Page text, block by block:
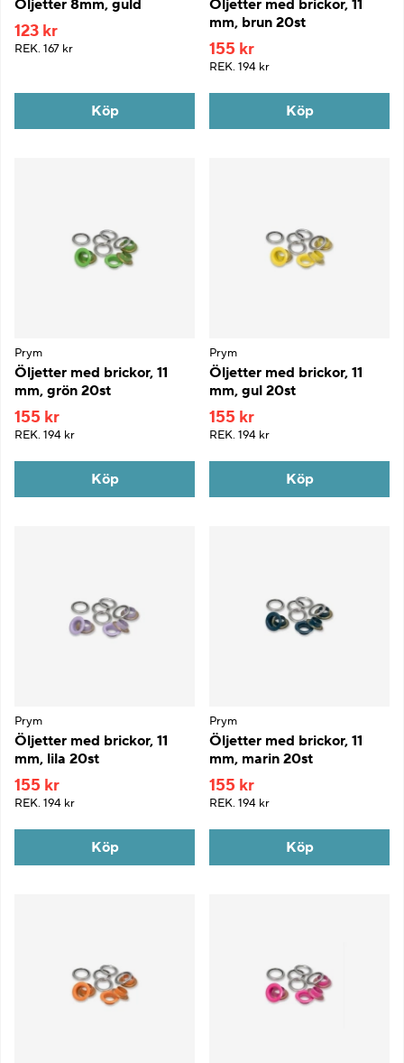
Öljetter 8mm, guld
123 kr
REK. 167 kr
Köp
Öljetter med brickor, 11
mm, brun 20st
155 kr
REK. 194 kr
Köp
Prym
Öljetter med brickor, 11
mm, grön 20st
155 kr
REK. 194 kr
Köp
Prym
Öljetter med brickor, 11
mm, gul 20st
155 kr
REK. 194 kr
Köp
Prym
Öljetter med brickor, 11
mm, lila 20st
155 kr
REK. 194 kr
Köp
Prym
Öljetter med brickor, 11
mm, marin 20st
155 kr
REK. 194 kr
Köp